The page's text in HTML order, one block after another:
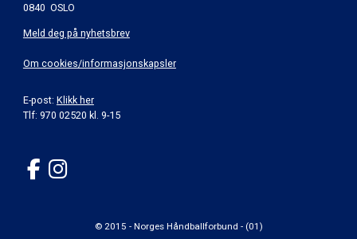
0840 OSLO
Meld deg på nyhetsbrev
Om cookies/informasjonskapsler
E-post: Klikk her
Tlf: 970 02520 kl. 9-15
© 2015 - Norges Håndballforbund - (01)